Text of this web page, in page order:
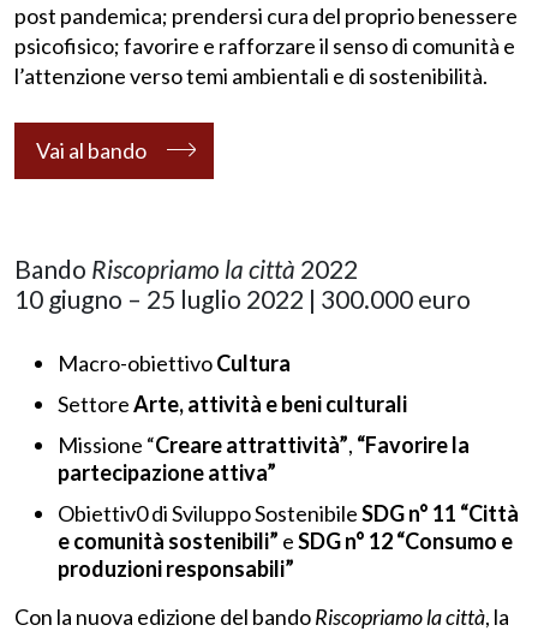
post pandemica; prendersi cura del proprio benessere
psicofisico; favorire e rafforzare il senso di comunità e
l’attenzione verso temi ambientali e di sostenibilità.
Vai al bando
Bando Riscopriamo la città 2022
10 giugno – 25 luglio 2022 | 300.000 euro
Macro-obiettivoCultura
SettoreArte, attività e beni culturali
Missione “Creare attrattività”, “Favorire la
partecipazione attiva”
Obiettiv0 di Sviluppo SostenibileSDGn° 11 “Città
e comunità sostenibili” eSDGn° 12 “Consumo e
produzioni responsabili”
Con la nuova edizione del bandoRiscopriamo la città, la